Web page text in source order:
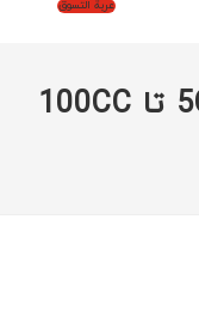
عربة التسوق